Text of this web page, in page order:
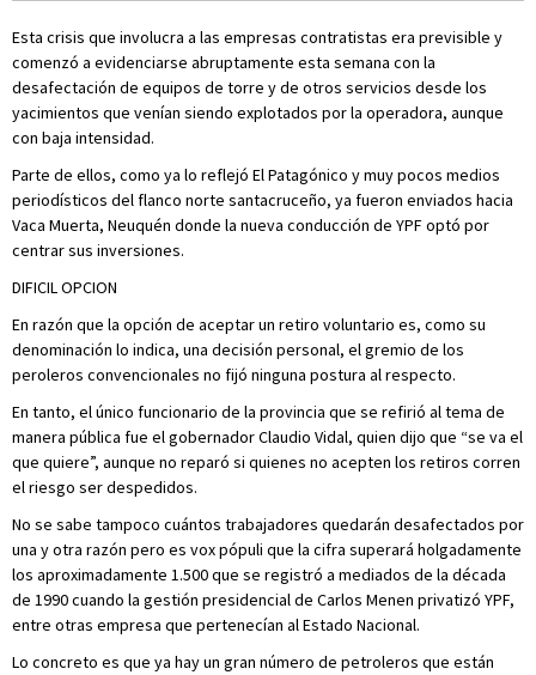
Esta crisis que involucra a las empresas contratistas era previsible y
comenzó a evidenciarse abruptamente esta semana con la
desafectación de equipos de torre y de otros servicios desde los
yacimientos que venían siendo explotados por la operadora, aunque
con baja intensidad.
Parte de ellos, como ya lo reflejó El Patagónico y muy pocos medios
periodísticos del flanco norte santacruceño, ya fueron enviados hacia
Vaca Muerta, Neuquén donde la nueva conducción de YPF optó por
centrar sus inversiones.
DIFICIL OPCION
En razón que la opción de aceptar un retiro voluntario es, como su
denominación lo indica, una decisión personal, el gremio de los
peroleros convencionales no fijó ninguna postura al respecto.
En tanto, el único funcionario de la provincia que se refirió al tema de
manera pública fue el gobernador Claudio Vidal, quien dijo que “se va el
que quiere”, aunque no reparó si quienes no acepten los retiros corren
el riesgo ser despedidos.
No se sabe tampoco cuántos trabajadores quedarán desafectados por
una y otra razón pero es vox pópuli que la cifra superará holgadamente
los aproximadamente 1.500 que se registró a mediados de la década
de 1990 cuando la gestión presidencial de Carlos Menen privatizó YPF,
entre otras empresa que pertenecían al Estado Nacional.
Lo concreto es que ya hay un gran número de petroleros que están